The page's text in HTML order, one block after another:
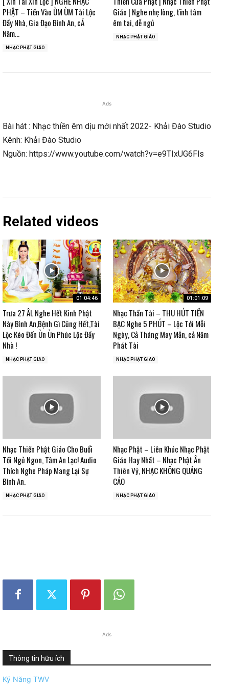
PHẬT – Tiền Vào ÙM ÙM Tài Lộc
Đầy Nhà, Gia Đạo Bình An, cẢ
Năm...
NHẠC PHẬT GIÁO
Giáo | Nghe nhẹ lòng, tĩnh tâm
êm tai, dễ ngủ
NHẠC PHẬT GIÁO
Ads
Bài hát : Nhạc thiền êm dịu mới nhất 2022- Khải Đào Studio
Kênh: Khải Đào Studio
Nguồn: https://www.youtube.com/watch?v=e9TIxUG6Fls
Related videos
01:04:46
Trưa 27 ÂL Nghe Hết Kinh Phật
Này Bình An,Bệnh Gì Cũng Hết,Tài
Lộc Kéo Đến Ùn Ùn Phúc Lộc Đầy
Nhà !
NHẠC PHẬT GIÁO
01:01:09
Nhạc Thần Tài – THU HÚT TIỀN
BẠC Nghe 5 PHÚT – Lộc Tới Mỗi
Ngày, Cả Tháng May Mắn, cả Năm
Phát Tài
NHẠC PHẬT GIÁO
Nhạc Thiền Phật Giáo Cho Buổi
Tối Ngủ Ngon, Tâm An Lạc! Audio
Thích Nghe Pháp Mang Lại Sự
Bình An.
NHẠC PHẬT GIÁO
Nhạc Phật – Liên Khúc Nhạc Phật
Giáo Hay Nhất – Nhạc Phật Ân
Thiên Vỹ, NHẠC KHÔNG QUẢNG
CÁO
NHẠC PHẬT GIÁO
Ads
Thông tin hữu ích
Kỹ Năng TWV